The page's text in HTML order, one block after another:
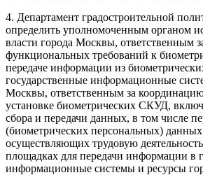
4. Департамент градостроительной
определить уполномоченным органом
власти города Москвы, ответственным
функциональных требований к
передаче информации из
государственные информационные
Москвы, ответственным за
установке биометрических СКУД,
сбора и передачи данных, в том числе
(биометрических персональных)
осуществляющих трудовую
площадках для передачи информации в
информационные системы и ресурсы